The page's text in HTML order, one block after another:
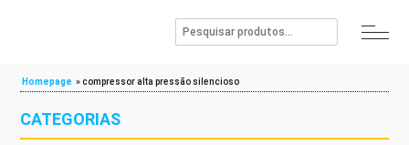
Homepage »compressor alta pressão silencioso
CATEGORIAS